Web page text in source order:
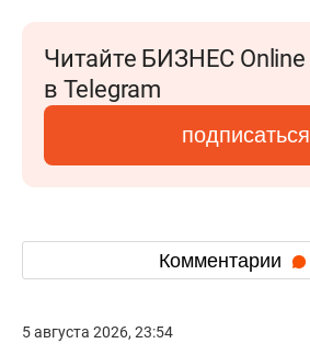
Читайте БИЗНЕС Online
в Telegram
подписаться
Комментарии
5 августа 2026, 23:54